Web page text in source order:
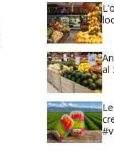
al